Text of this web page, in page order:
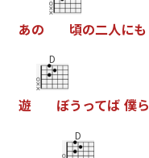
あの 頃の二人にも
遊
D
ぼう ってば 僕ら
D